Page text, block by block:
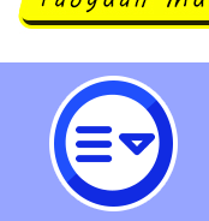
國立清華大
育班」-桃園